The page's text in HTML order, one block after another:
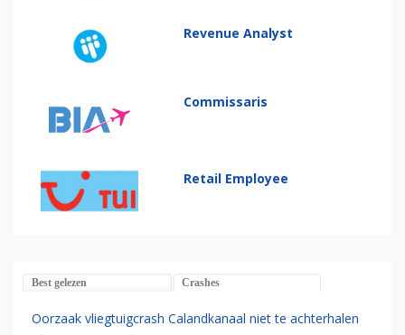
Revenue Analyst
Commissaris
Retail Employee
Best gelezen Crashes
Oorzaak vliegtuigcrash Calandkanaal niet te achterhalen